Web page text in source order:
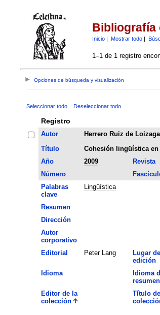
Bibliografía
Inicio| Mostrar todo|
1–1 de 1 registro
Opciones de búsqueda y visualización
Seleccionar todo Deseleccionar todo
Registro
Autor
Herrero Ruiz de
Título
Cohesión lingüística
Año
2009 Revista
Número
Palabras
clave
Lingüística
Resumen
Dirección
Autor
corporativo
Editorial Peter Lang
Lugar de
edición
Idioma
Idioma
resumen
Editor de la
colección
Título